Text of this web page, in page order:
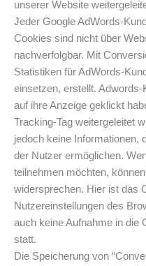
unserer Website
Jeder Google AdWords-
Cookies sind nicht über
nachverfolgbar. Mit
Statistiken für AdWords-
einsetzen, erstellt.
auf ihre Anzeige geklickt
Tracking-Tag weitergeleitet
jedoch keine Informationen,
der Nutzer ermöglichen.
teilnehmen möchten,
widersprechen. Hier ist das
Nutzereinstellungen des
auch keine Aufnahme in die
statt.
Die Speicherung von